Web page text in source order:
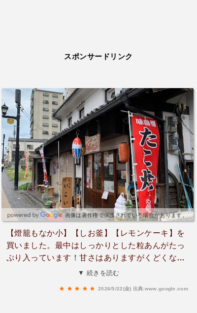
スポンサードリンク
画像は著作権で保護されている場合があります。
【燈籠もなか小】【しお釜】【レモンケーキ】を
買いました。最中はしっかりとした粒あんがたっ
ぷり入っています！甘さはありますがくどくな
く、すぐにもう1つ食べれそうです(笑)大きいので
▼ 続きを読む
2026/5/22(金) 出典:www.google.com